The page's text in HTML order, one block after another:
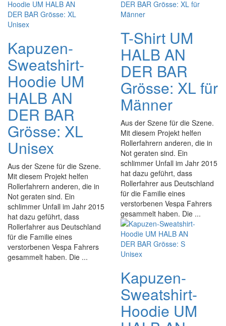
Kapuzen-
Sweatshirt-
Hoodie UM
HALB AN
DER BAR
Grösse: XL
Unisex
Aus der Szene für die Szene.
Mit diesem Projekt helfen
Rollerfahrern anderen, die in
Not geraten sind. Ein
schlimmer Unfall im Jahr 2015
hat dazu geführt, dass
Rollerfahrer aus Deutschland
für die Familie eines
verstorbenen Vespa Fahrers
gesammelt haben. Die ...
T-Shirt UM
HALB AN
DER BAR
Grösse: XL für
Männer
Aus der Szene für die Szene.
Mit diesem Projekt helfen
Rollerfahrern anderen, die in
Not geraten sind. Ein
schlimmer Unfall im Jahr 2015
hat dazu geführt, dass
Rollerfahrer aus Deutschland
für die Familie eines
verstorbenen Vespa Fahrers
gesammelt haben. Die ...
Kapuzen-
Sweatshirt-
Hoodie UM